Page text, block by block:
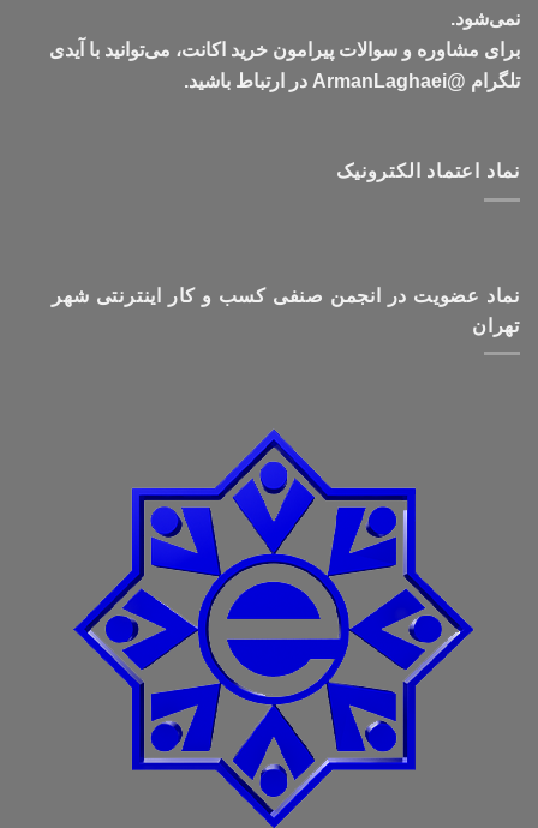
نمی‌شود.
برای مشاوره و سوالات پیرامون خرید اکانت، می‌توانید با آیدی
تلگرام @ArmanLaghaei در ارتباط باشید.
نماد اعتماد الکترونیک
نماد عضویت در انجمن صنفی کسب و کار اینترنتی شهر
تهران